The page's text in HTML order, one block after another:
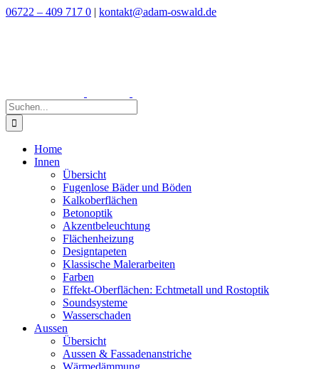
Zum
06722 – 409 717 0 | kontakt@adam-oswald.de
Suche
nach:
Home
Innen
Übersicht
Fugenlose Bäder und Böden
Kalkoberflächen
Betonoptik
Akzentbeleuchtung
Flächenheizung
Designtapeten
Klassische Malerarbeiten
Farben
Effekt-Oberflächen: Echtmetall und Rostoptik
Soundsysteme
Wasserschaden
Aussen
Übersicht
Aussen & Fassadenanstriche
Wärmedämmung